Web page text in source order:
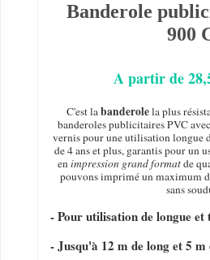
Banderole
900
A partir de
C'est labanderolela plus
banderoles publicitaires PVC
vernis pour une utilisation longue
de 4 ans et plus, garantis pour un
enimpression grand formatde
pouvons imprimé un maximum
sans
- Pour utilisation de longue et
- Jusqu'à 12 m de long et 5